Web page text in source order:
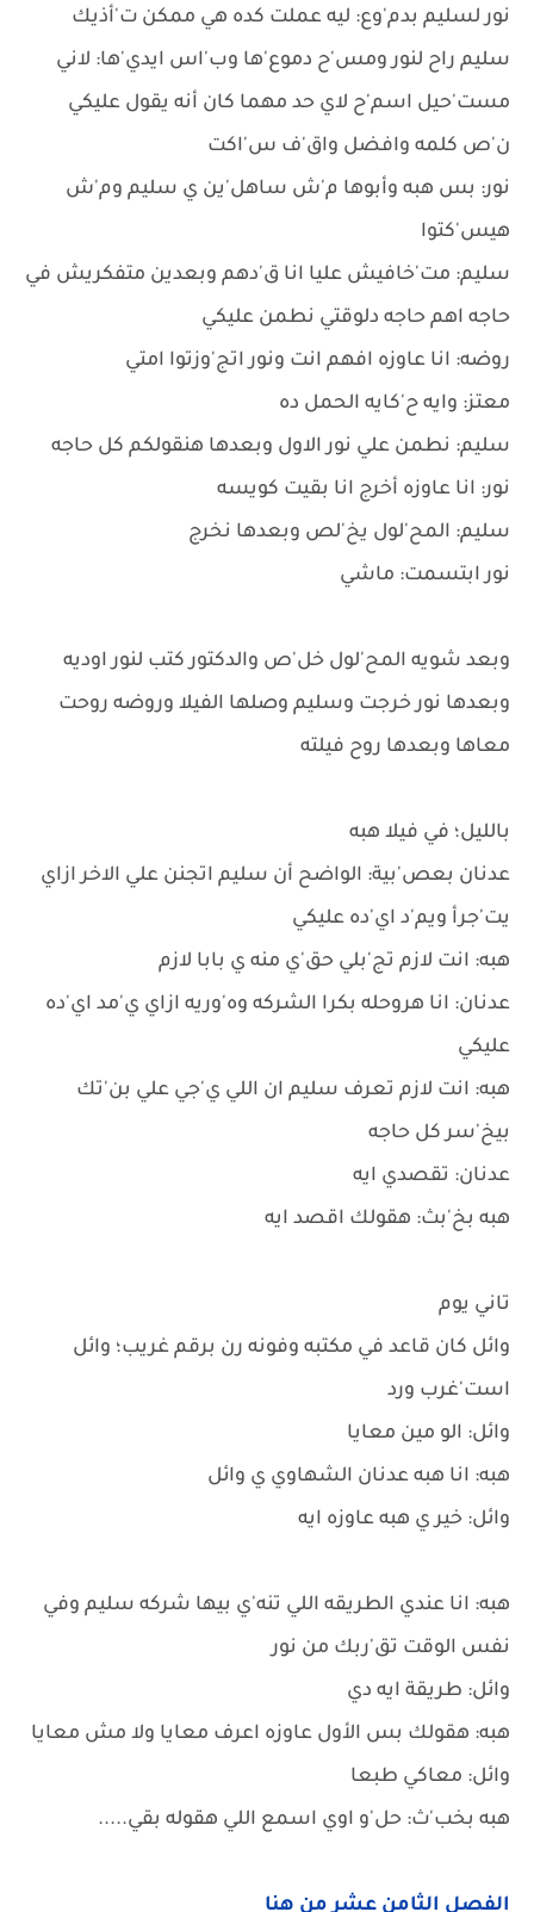
نور لسليم بدم'وع: ليه عملت كده هي ممكن ت'أذيك
سليم راح لنور ومس'ح دموع'ها وب'اس ايدي'ها: لاني
مست'حيل اسم'ح لاي حد مهما كان أنه يقول عليكي
ن'ص كلمه وافضل واق'ف س'اكت
نور: بس هبه وأبوها م'ش ساهل'ين ي سليم وم'ش
هيس'كتوا
سليم: مت'خافيش عليا انا ق'دهم وبعدين متفكريش في
حاجه اهم حاجه دلوقتي نطمن عليكي
روضه: انا عاوزه افهم انت ونور اتج'وزتوا امتي
معتز: وايه ح'كايه الحمل ده
سليم: نطمن علي نور الاول وبعدها هنقولكم كل حاجه
نور: انا عاوزه أخرج انا بقيت كويسه
سليم: المح'لول يخ'لص وبعدها نخرج
نور ابتسمت: ماشي
وبعد شويه المح'لول خل'ص والدكتور كتب لنور اوديه
وبعدها نور خرجت وسليم وصلها الفيلا وروضه روحت
معاها وبعدها روح فيلته
بالليل؛ في فيلا هبه
عدنان بعص'بية: الواضح أن سليم اتجنن علي الاخر ازاي
يت'جرأ ويم'د اي'ده عليكي
هبه: انت لازم تج'بلي حق'ي منه ي بابا لازم
عدنان: انا هروحله بكرا الشركه وه'وريه ازاي ي'مد اي'ده
عليكي
هبه: انت لازم تعرف سليم ان اللي ي'جي علي بن'تك
بيخ'سر كل حاجه
عدنان: تقصدي ايه
هبه بخ'بث: هقولك اقصد ايه
تاني يوم
وائل كان قاعد في مكتبه وفونه رن برقم غريب؛ وائل
است'غرب ورد
وائل: الو مين معايا
هبه: انا هبه عدنان الشهاوي ي وائل
وائل: خير ي هبه عاوزه ايه
هبه: انا عندي الطريقه اللي تنه'ي بيها شركه سليم وفي
نفس الوقت تق'ربك من نور
وائل: طريقة ايه دي
هبه: هقولك بس الأول عاوزه اعرف معايا ولا مش معايا
وائل: معاكي طبعا
هبه بخب'ث: حل'و اوي اسمع اللي هقوله بقي.....
الفصل الثامن عشر من هنا